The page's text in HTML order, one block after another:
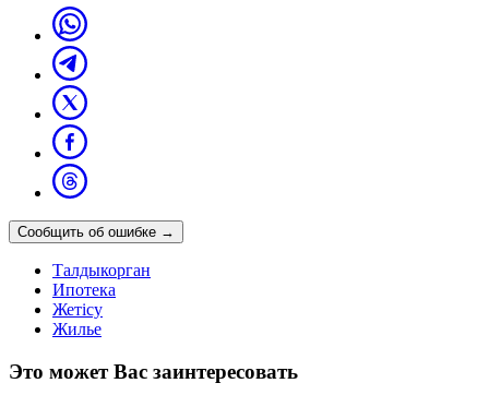
Сообщить об ошибке →
Талдыкорган
Ипотека
Жетісу
Жилье
Это может Вас заинтересовать